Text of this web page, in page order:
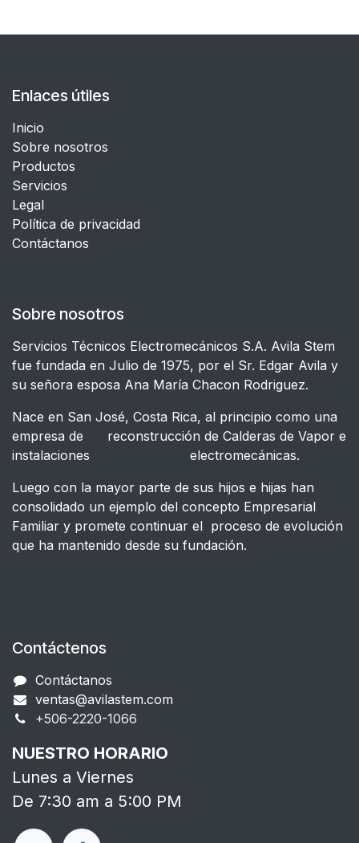
Enlaces útiles
Inicio
Sobre nosotros
Productos
Servicios
Legal
​Política de privacidad
Contáctanos
Sobre nosotros
Servicios Técnicos Electromecánicos S.A. Avila Stem
fue fundada en Julio de 1975, por el Sr. Edgar Avila y
su señora esposa Ana María Chacon Rodriguez.
Nace en San José, Costa Rica, al principio como una
empresa de reconstrucción de Calderas de Vapor e
instalaciones electromecánicas.
Luego con la mayor parte de sus hijos e hijas han
consolidado un ejemplo del concepto Empresarial
Familiar y promete continuar el proceso de evolución
que ha mantenido desde su fundación.
Contáctenos
Contáctanos
ventas@avilastem.com
+506-2220-1066​
NUESTRO HORARIO
Lunes a Viernes
De 7:30 am a 5:00 PM